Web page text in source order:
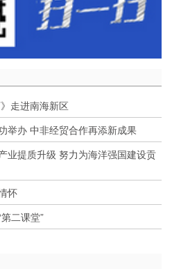
走进南海新区
举办 中非经贸合作再添新成果
业提质升级 努力为海洋强国建设贡
怀
二课堂”